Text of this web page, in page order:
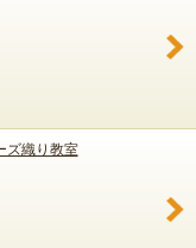
ズ織り教室